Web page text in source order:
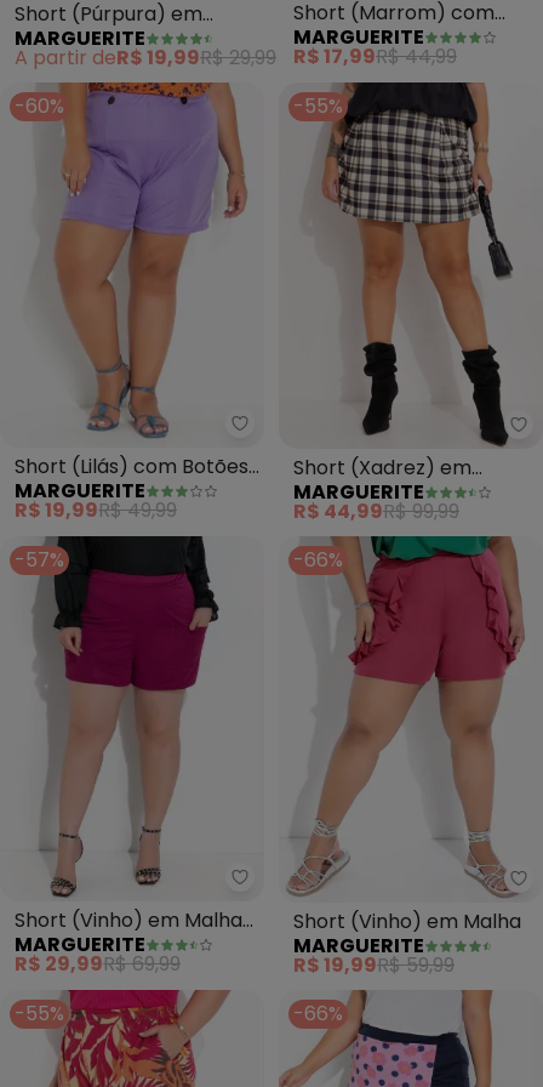
Short (Púrpura) em
Malha
MARGUERITE
A partir deR$ 19,99R$ 29,99
Short (Marrom) com
Recortes nas Laterais
Plus Size
MARGUERITE
R$ 17,99R$ 44,99
-60%
Marguerite - Short (Lilás) com
Short (Lilás) com Botões
e Recortes Plus Size
MARGUERITE
R$ 19,99R$ 49,99
-55%
Short (Xadrez) em
Moletinho de Viscose
MARGUERITE
R$ 44,99R$ 99,99
-57%
Marguerite - Short (Vinho) em
Short (Vinho) em Malha
Piquet
MARGUERITE
R$ 29,99R$ 69,99
-66%
Short (Vinho) em Malha
MARGUERITE
R$ 19,99R$ 59,99
-55%
-66%